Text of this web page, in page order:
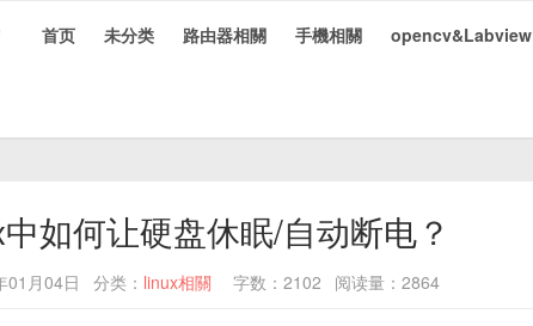
首页 未分类 路由器相關 手機相關 opencv&Labview
如何让硬盘休眠/自动断电？
01月04日 分类： linux相關 字数：2102 阅读量：2864